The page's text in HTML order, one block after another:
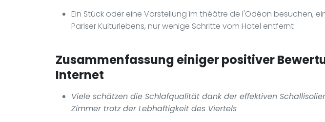
Ein Stück oder eine Vorstellung im théâtre de l'Odéon besuchen,
Pariser Kulturlebens, nur wenige Schritte vom Hotel entfernt
Zusammenfassung einiger positiver
Internet
Viele schätzen die Schlafqualität dank der effektiven
Zimmer trotz der Lebhaftigkeit des Viertels